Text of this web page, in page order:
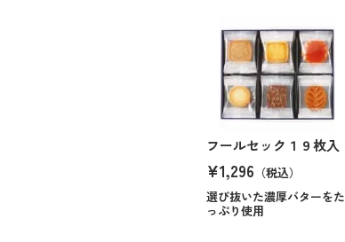
フールセック１９枚入
¥1,296 （税込）
選び抜いた濃厚バターをた
っぷり使用